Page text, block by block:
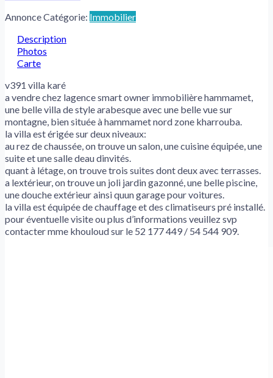
Annonce Catégorie: Immobilier
Description
Photos
Carte
v391 villa karé
a vendre chez lagence smart owner immobilière hammamet,
une belle villa de style arabesque avec une belle vue sur
montagne, bien située à hammamet nord zone kharrouba.
la villa est érigée sur deux niveaux:
au rez de chaussée, on trouve un salon, une cuisine équipée, une
suite et une salle deau dinvités.
quant à létage, on trouve trois suites dont deux avec terrasses.
a lextérieur, on trouve un joli jardin gazonné, une belle piscine,
une douche extérieur ainsi quun garage pour voitures.
la villa est équipée de chauffage et des climatiseurs pré installé.
pour éventuelle visite ou plus d’informations veuillez svp
contacter mme khouloud sur le 52 177 449 / 54 544 909.